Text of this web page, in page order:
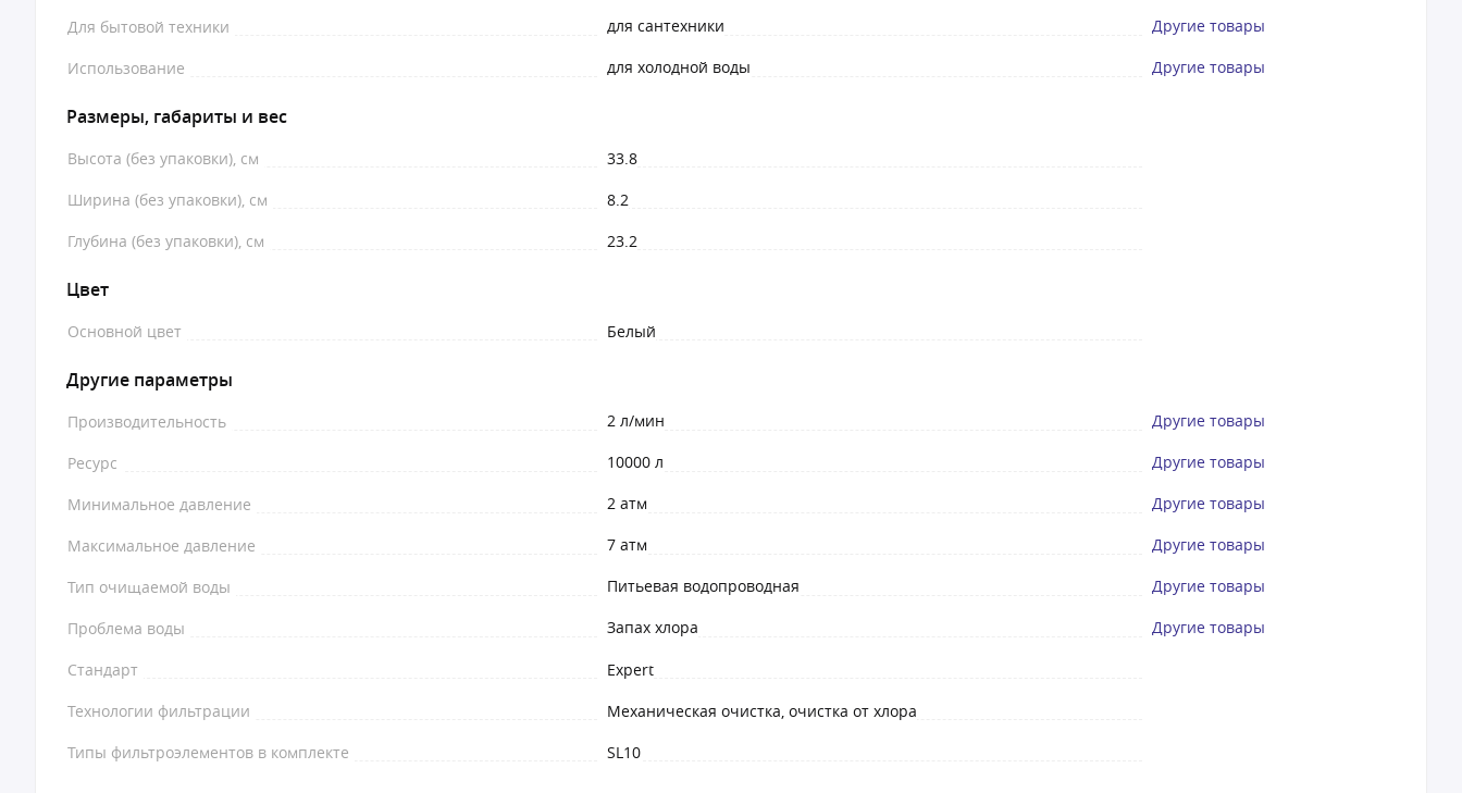
Для бытовой техники для сантехники Другие товары
Использование для холодной воды Другие товары
Размеры, габариты и вес
Высота (без упаковки), см
33.8
Ширина (без упаковки), см
8.2
Глубина (без упаковки), см
23.2
Цвет
Основной цвет Белый
Другие параметры
Производительность 2 л/мин Другие товары
Ресурс 10000 л Другие товары
Минимальное давление 2 атм Другие товары
Максимальное давление 7 атм Другие товары
Тип очищаемой воды Питьевая водопроводная Другие товары
Проблема воды Запах хлора Другие товары
Стандарт
Expert
Технологии фильтрации
Механическая очистка, очистка от хлора
Типы фильтроэлементов в комплекте
SL10